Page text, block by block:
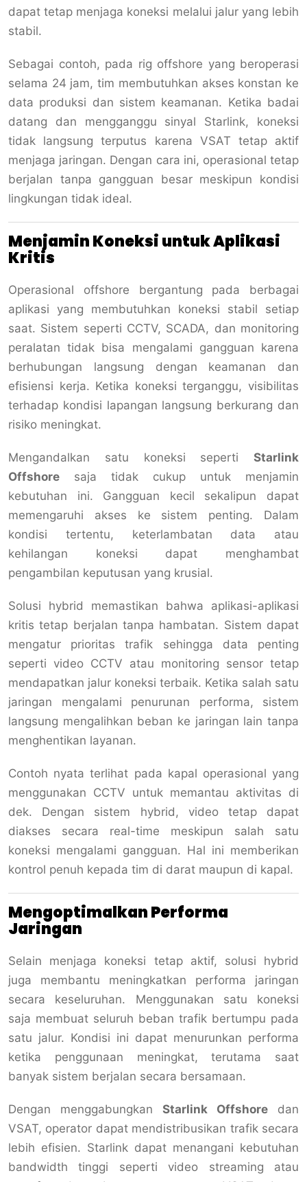
dapat tetap menjaga koneksi melalui jalur yang lebih
stabil.
Sebagai contoh, pada rig offshore yang beroperasi
selama 24 jam, tim membutuhkan akses konstan ke
data produksi dan sistem keamanan. Ketika badai
datang dan mengganggu sinyal Starlink, koneksi
tidak langsung terputus karena VSAT tetap aktif
menjaga jaringan. Dengan cara ini, operasional tetap
berjalan tanpa gangguan besar meskipun kondisi
lingkungan tidak ideal.
Menjamin Koneksi untuk Aplikasi
Kritis
Operasional offshore bergantung pada berbagai
aplikasi yang membutuhkan koneksi stabil setiap
saat. Sistem seperti CCTV, SCADA, dan monitoring
peralatan tidak bisa mengalami gangguan karena
berhubungan langsung dengan keamanan dan
efisiensi kerja. Ketika koneksi terganggu, visibilitas
terhadap kondisi lapangan langsung berkurang dan
risiko meningkat.
Mengandalkan satu koneksi seperti Starlink
Offshore saja tidak cukup untuk menjamin
kebutuhan ini. Gangguan kecil sekalipun dapat
memengaruhi akses ke sistem penting. Dalam
kondisi tertentu, keterlambatan data atau
kehilangan koneksi dapat menghambat
pengambilan keputusan yang krusial.
Solusi hybrid memastikan bahwa aplikasi-aplikasi
kritis tetap berjalan tanpa hambatan. Sistem dapat
mengatur prioritas trafik sehingga data penting
seperti video CCTV atau monitoring sensor tetap
mendapatkan jalur koneksi terbaik. Ketika salah satu
jaringan mengalami penurunan performa, sistem
langsung mengalihkan beban ke jaringan lain tanpa
menghentikan layanan.
Contoh nyata terlihat pada kapal operasional yang
menggunakan CCTV untuk memantau aktivitas di
dek. Dengan sistem hybrid, video tetap dapat
diakses secara real-time meskipun salah satu
koneksi mengalami gangguan. Hal ini memberikan
kontrol penuh kepada tim di darat maupun di kapal.
Mengoptimalkan Performa
Jaringan
Selain menjaga koneksi tetap aktif, solusi hybrid
juga membantu meningkatkan performa jaringan
secara keseluruhan. Menggunakan satu koneksi
saja membuat seluruh beban trafik bertumpu pada
satu jalur. Kondisi ini dapat menurunkan performa
ketika penggunaan meningkat, terutama saat
banyak sistem berjalan secara bersamaan.
Dengan menggabungkan Starlink Offshore dan
VSAT, operator dapat mendistribusikan trafik secara
lebih efisien. Starlink dapat menangani kebutuhan
bandwidth tinggi seperti video streaming atau